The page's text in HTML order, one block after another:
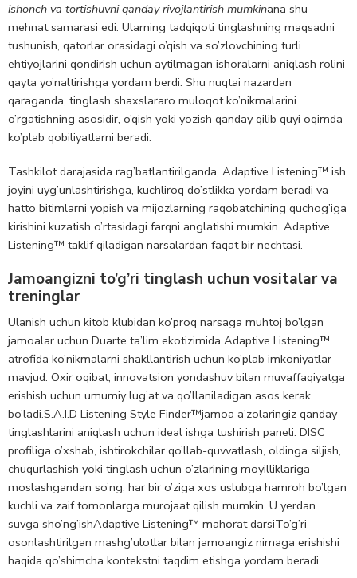
ishonch va tortishuvni qanday rivojlantirish mumkinana shu
mehnat samarasi edi. Ularning tadqiqoti tinglashning maqsadni
tushunish, qatorlar orasidagi o’qish va so’zlovchining turli
ehtiyojlarini qondirish uchun aytilmagan ishoralarni aniqlash rolini
qayta yo’naltirishga yordam berdi. Shu nuqtai nazardan
qaraganda, tinglash shaxslararo muloqot ko’nikmalarini
o’rgatishning asosidir, o’qish yoki yozish qanday qilib quyi oqimda
ko’plab qobiliyatlarni beradi.
Tashkilot darajasida rag’batlantirilganda, Adaptive Listening™ ish
joyini uyg’unlashtirishga, kuchliroq do’stlikka yordam beradi va
hatto bitimlarni yopish va mijozlarning raqobatchining quchog’iga
kirishini kuzatish o’rtasidagi farqni anglatishi mumkin. Adaptive
Listening™ taklif qiladigan narsalardan faqat bir nechtasi.
Jamoangizni to’g’ri tinglash uchun vositalar va
treninglar
Ulanish uchun kitob klubidan ko’proq narsaga muhtoj bo’lgan
jamoalar uchun Duarte ta’lim ekotizimida Adaptive Listening™
atrofida ko’nikmalarni shakllantirish uchun ko’plab imkoniyatlar
mavjud. Oxir oqibat, innovatsion yondashuv bilan muvaffaqiyatga
erishish uchun umumiy lug’at va qo’llaniladigan asos kerak
bo’ladi.S.A.I.D Listening Style Finder™jamoa a’zolaringiz qanday
tinglashlarini aniqlash uchun ideal ishga tushirish paneli. DISC
profiliga o’xshab, ishtirokchilar qo’llab-quvvatlash, oldinga siljish,
chuqurlashish yoki tinglash uchun o’zlarining moyilliklariga
moslashgandan so’ng, har bir o’ziga xos uslubga hamroh bo’lgan
kuchli va zaif tomonlarga murojaat qilish mumkin. U yerdan
suvga sho’ng’ishAdaptive Listening™ mahorat darsiTo’g’ri
osonlashtirilgan mashg’ulotlar bilan jamoangiz nimaga erishishi
haqida qo’shimcha kontekstni taqdim etishga yordam beradi.